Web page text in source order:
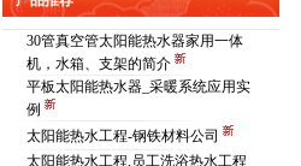
30管真空管太阳能热水器家用一体
机，水箱、支架的简介
平板太阳能热水器_采暖系统应用实
例
太阳能热水工程-钢铁材料公司
太阳能热水工程,员工洗浴热水工程